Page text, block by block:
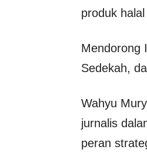
produk
Mendorong
Sedekah,
Wahyu
jurnalis
peran